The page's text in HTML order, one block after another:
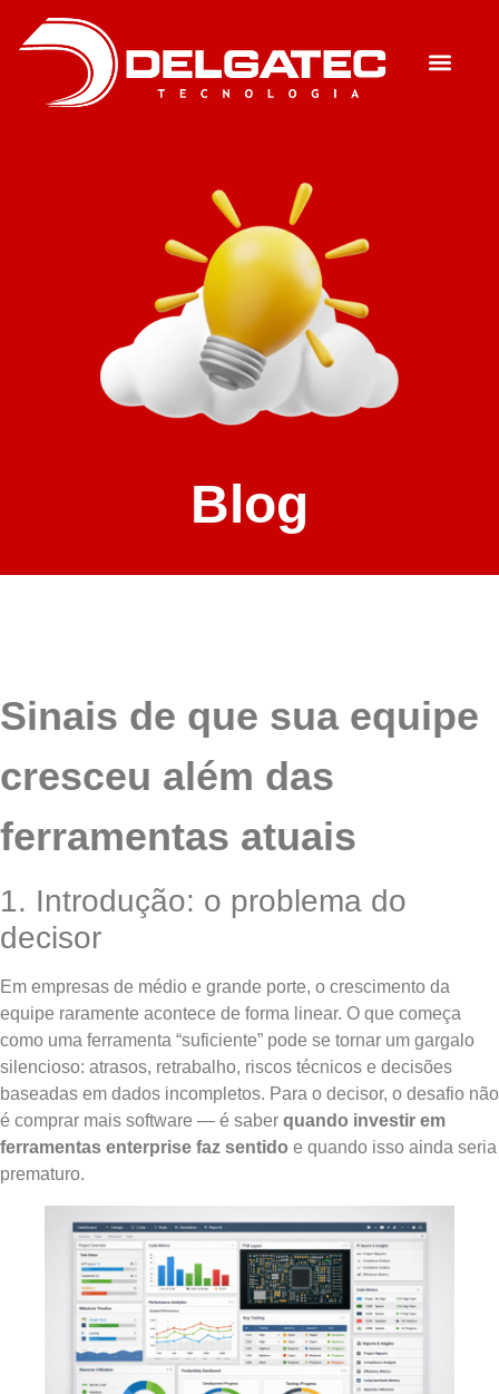
Blog
Sinais de que sua equipe
cresceu além das
ferramentas atuais
1. Introdução: o problema do
decisor
Em empresas de médio e grande porte, o crescimento da
equipe raramente acontece de forma linear. O que começa
como uma ferramenta “suficiente” pode se tornar um gargalo
silencioso: atrasos, retrabalho, riscos técnicos e decisões
baseadas em dados incompletos. Para o decisor, o desafio não
é comprar mais software — é saber quando investir em
ferramentas enterprise faz sentido e quando isso ainda seria
prematuro.